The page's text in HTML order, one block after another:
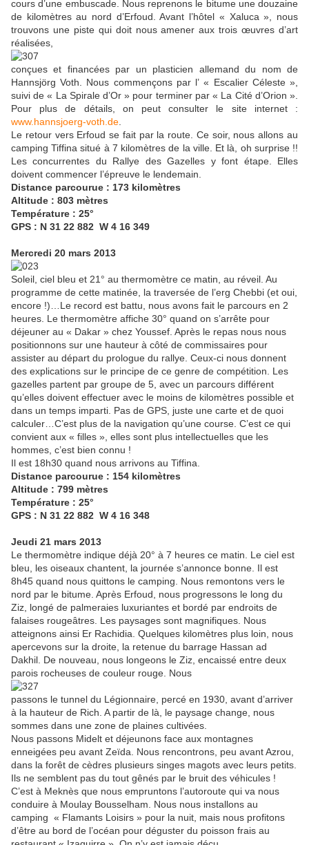
cours d’une embuscade. Nous reprenons le bitume une douzaine
de kilomètres au nord d’Erfoud. Avant l’hôtel « Xaluca », nous
trouvons une piste qui doit nous amener aux trois œuvres d’art
réalisées,
conçues et financées par un plasticien allemand du nom de
Hannsjörg Voth. Nous commençons par l’ « Escalier Céleste »,
suivi de « La Spirale d’Or » pour terminer par « La Cité d’Orion ».
Pour plus de détails, on peut consulter le site internet :
www.hannsjoerg-voth.de
Le retour vers Erfoud se fait par la route. Ce soir, nous allons au
camping Tiffina situé à 7 kilomètres de la ville. Et là, oh surprise !!
Les concurrentes du Rallye des Gazelles y font étape. Elles
doivent commencer l’épreuve le lendemain.
Distance parcourue : 173 kilomètres
Altitude : 803 mètres
Température : 25°
GPS : N 31 22 882 W 4 16 349
Mercredi 20 mars 2013
Soleil, ciel bleu et 21° au thermomètre ce matin, au réveil. Au
programme de cette matinée, la traversée de l’erg Chebbi (et oui,
encore !)…Le record est battu, nous avons fait le parcours en 2
heures. Le thermomètre affiche 30° quand on s’arrête pour
déjeuner au « Dakar » chez Youssef. Après le repas nous nous
positionnons sur une hauteur à côté de commissaires pour
assister au départ du prologue du rallye. Ceux-ci nous donnent
des explications sur le principe de ce genre de compétition. Les
gazelles partent par groupe de 5, avec un parcours différent
qu’elles doivent effectuer avec le moins de kilomètres possible et
dans un temps imparti. Pas de GPS, juste une carte et de quoi
calculer…C’est plus de la navigation qu’une course. C’est ce qui
convient aux « filles », elles sont plus intellectuelles que les
hommes, c’est bien connu !
Il est 18h30 quand nous arrivons au Tiffina.
Distance parcourue : 154 kilomètres
Altitude : 799 mètres
Température : 25°
GPS : N 31 22 882 W 4 16 348
Jeudi 21 mars 2013
Le thermomètre indique déjà 20° à 7 heures ce matin. Le ciel est
bleu, les oiseaux chantent, la journée s’annonce bonne. Il est
8h45 quand nous quittons le camping. Nous remontons vers le
nord par le bitume. Après Erfoud, nous progressons le long du
Ziz, longé de palmeraies luxuriantes et bordé par endroits de
falaises rougeâtres. Les paysages sont magnifiques. Nous
atteignons ainsi Er Rachidia. Quelques kilomètres plus loin, nous
apercevons sur la droite, la retenue du barrage Hassan ad
Dakhil. De nouveau, nous longeons le Ziz, encaissé entre deux
parois rocheuses de couleur rouge. Nous
passons le tunnel du Légionnaire, percé en 1930, avant d’arriver
à la hauteur de Rich. A partir de là, le paysage change, nous
sommes dans une zone de plaines cultivées.
Nous passons Midelt et déjeunons face aux montagnes
enneigées peu avant Zeïda. Nous rencontrons, peu avant Azrou,
dans la forêt de cèdres plusieurs singes magots avec leurs petits.
Ils ne semblent pas du tout gênés par le bruit des véhicules !
C’est à Meknès que nous empruntons l’autoroute qui va nous
conduire à Moulay Bousselham. Nous nous installons au
camping « Flamants Loisirs » pour la nuit, mais nous profitons
d’être au bord de l’océan pour déguster du poisson frais au